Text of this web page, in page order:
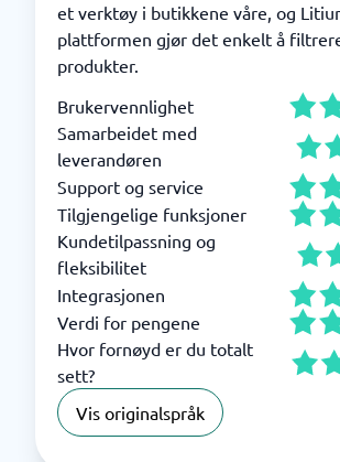
et verktøy i butikkene våre, og
plattformen gjør det enkelt å
produkter.
Brukervennlighet
Samarbeidet med
leverandøren
Support og service
Tilgjengelige funksjoner
Kundetilpassning og
fleksibilitet
Integrasjonen
Verdi for pengene
Hvor fornøyd er du totalt
sett?
Vis originalspråk